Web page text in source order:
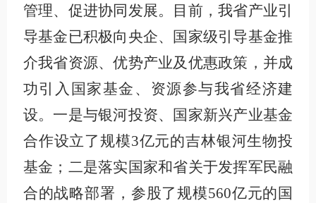
管理、促进协同发展。目前，我省产业引
导基金已积极向央企、国家级引导基金推
介我省资源、优势产业及优惠政策，并成
功引入国家基金、资源参与我省经济建
设。一是与银河投资、国家新兴产业基金
合作设立了规模3亿元的吉林银河生物投
基金；二是落实国家和省关于发挥军民融
合的战略部署，参股了规模560亿元的国